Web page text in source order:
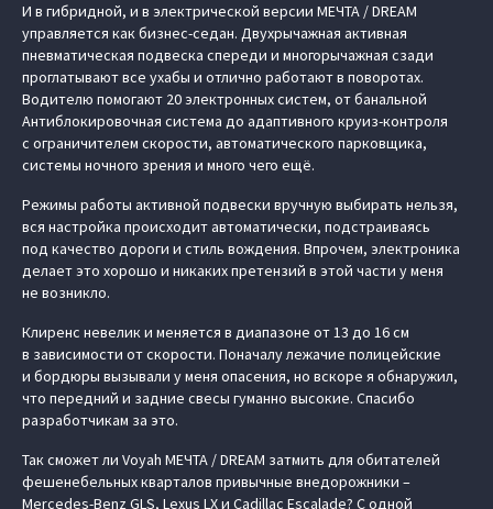
И в гибридной, и в электрической версии МЕЧТА / DREAM
управляется как бизнес-седан. Двухрычажная активная
пневматическая подвеска спереди и многорычажная сзади
проглатывают все ухабы и отлично работают в поворотах.
Водителю помогают 20 электронных систем, от банальной
Антиблокировочная система до адаптивного круиз-контроля
с ограничителем скорости, автоматического парковщика,
системы ночного зрения и много чего ещё.
Режимы работы активной подвески вручную выбирать нельзя,
вся настройка происходит автоматически, подстраиваясь
под качество дороги и стиль вождения. Впрочем, электроника
делает это хорошо и никаких претензий в этой части у меня
не возникло.
Клиренс невелик и меняется в диапазоне от 13 до 16 см
в зависимости от скорости. Поначалу лежачие полицейские
и бордюры вызывали у меня опасения, но вскоре я обнаружил,
что передний и задние свесы гуманно высокие. Спасибо
разработчикам за это.
Так сможет ли Voyah МЕЧТА / DREAM затмить для обитателей
фешенебельных кварталов привычные внедорожники –
Mercedes-Benz GLS, Lexus LX и Cadillac Escalade? С одной